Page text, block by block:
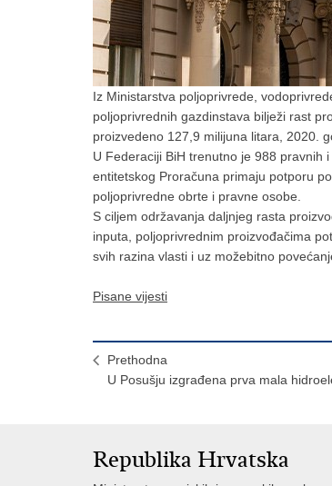
Iz Ministarstva poljoprivrede,
poljoprivrednih gazdinstava bilježi rast
proizvedeno 127,9 milijuna litara, 2020.
U Federaciji BiH trenutno je 988 pravnih
entitetskog Proračuna primaju potporu
poljoprivredne obrte i pravne osobe.
S ciljem održavanja daljnjeg rasta
inputa, poljoprivrednim proizvođačima
svih razina vlasti i uz možebitno
Pisane vijesti
Prethodna
U Posušju izgrađena prva mala
Republika Hrvatska